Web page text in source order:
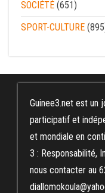
SOCIÉTÉ (651)
SPORT-CULTURE
Guinee3.net est un
participatif et
et mondiale en
3 : Responsabilité,
nous contacter au